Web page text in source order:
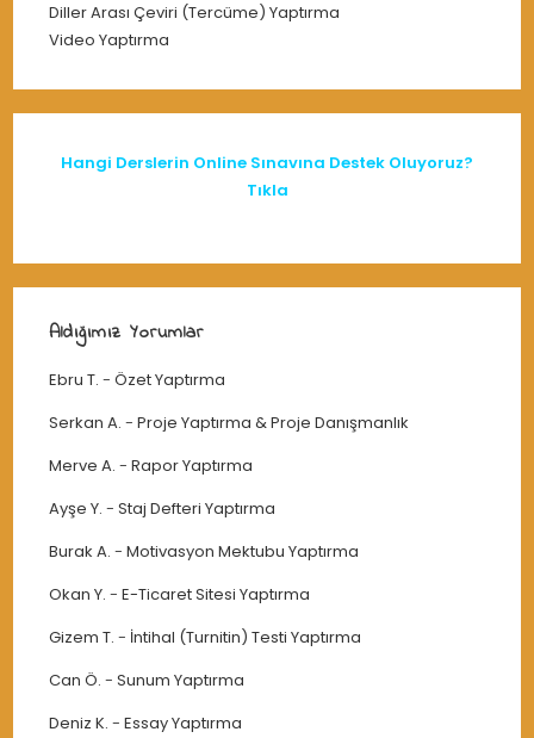
Diller Arası Çeviri (Tercüme) Yaptırma
Video Yaptırma
Hangi Derslerin Online Sınavına Destek Oluyoruz?
Tıkla
Aldığımız Yorumlar
Ebru T. -Özet Yaptırma
Serkan A. -Proje Yaptırma & Proje Danışmanlık
Merve A. -Rapor Yaptırma
Ayşe Y. -Staj Defteri Yaptırma
Burak A. -Motivasyon Mektubu Yaptırma
Okan Y. -E-Ticaret Sitesi Yaptırma
Gizem T. - İntihal (Turnitin) Testi Yaptırma
Can Ö. -Sunum Yaptırma
Deniz K. -Essay Yaptırma